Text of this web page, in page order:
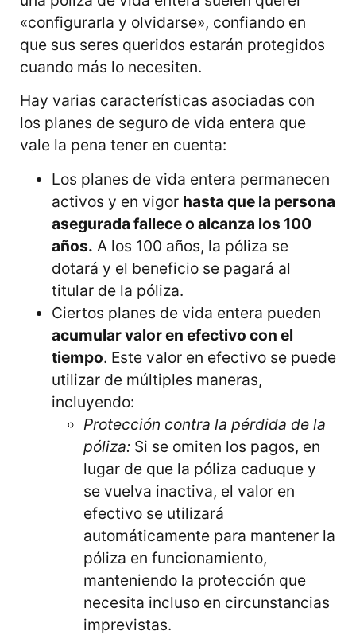
«configurarla y olvidarse», confiando en
que sus seres queridos estarán protegidos
cuando más lo necesiten.
Hay varias características asociadas con
los planes de seguro de vida entera que
vale la pena tener en cuenta:
Los planes de vida entera permanecen
activos y en vigor hasta que la persona
asegurada fallece o alcanza los 100
años. A los 100 años, la póliza se
dotará y el beneficio se pagará al
titular de la póliza.
Ciertos planes de vida entera pueden
acumular valor en efectivo con el
tiempo. Este valor en efectivo se puede
utilizar de múltiples maneras,
incluyendo:
Protección contra la pérdida de la
póliza: Si se omiten los pagos, en
lugar de que la póliza caduque y
se vuelva inactiva, el valor en
efectivo se utilizará
automáticamente para mantener la
póliza en funcionamiento,
manteniendo la protección que
necesita incluso en circunstancias
imprevistas.